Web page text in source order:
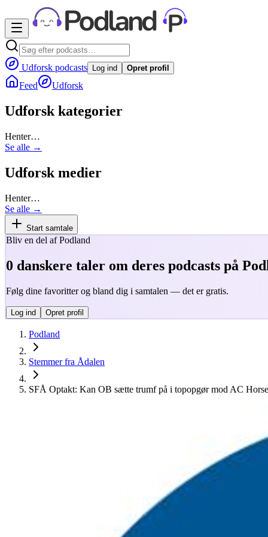
Udforsk podcasts Log ind Opret profil
Feed Udforsk
Udforsk kategorier
Henter…
Se alle →
Udforsk medier
Henter…
Se alle →
Start samtale
Bliv en del af Podland
0 danskere taler om deres podcasts på
Følg dine favoritter og bland dig i samtalen — det er gratis.
Log ind Opret profil
Podland
Stemmer fra Ådalen
SFÅ Optakt: Kan OB sætte trumf på i topopgør mod AC